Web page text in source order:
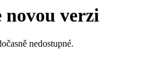
verzi
nedostupné.